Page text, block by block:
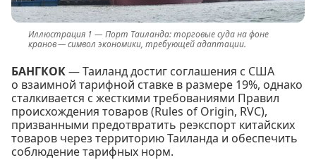
Порт Таиланда: торговые суда на фоне
кранов — символ экономики, требующей адаптации.
БАНГКОК— Таиланд достиг соглашения с США
о взаимной тарифной ставке в размере 19%, однако
сталкивается с жесткими требованиями Правил
происхождения товаров (Rules of Origin, RVC),
призванными предотвратить реэкспорт китайских
товаров через территорию Таиланда и обеспечить
соблюдение тарифных норм.